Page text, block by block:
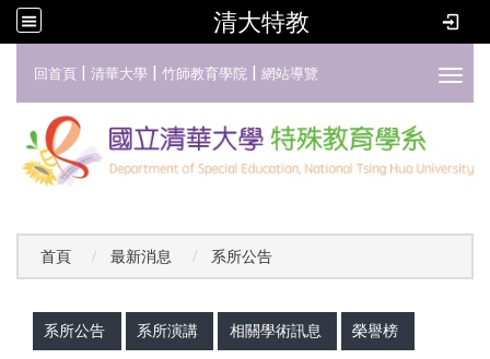
清大特教
回首頁 | 清華大學 | 竹師教育學院 | 網站導覽
首頁 最新消息 系所公告
系所公告 系所演講 相關學術訊息 榮譽榜